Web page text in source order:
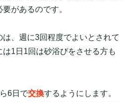
があるのです。
、週に3回程度でよいとされて
1日1回は砂浴びをさせる方も
6日で交換するようにします。